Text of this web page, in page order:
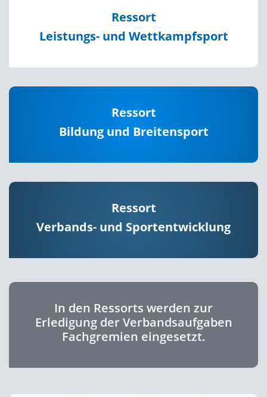
Ressort
Leistungs- und Wettkampfsport
Ressort
Bildung und Breitensport
Ressort
Verbands- und Sportentwicklung
In den Ressorts werden zur
Erledigung der Verbandsaufgaben
Fachgremien eingesetzt.